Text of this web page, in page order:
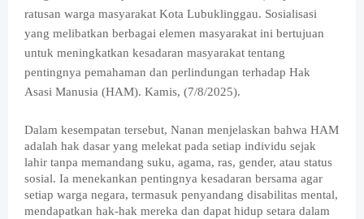
ratusan warga masyarakat Kota Lubuklinggau. Sosialisasi
yang melibatkan berbagai elemen masyarakat ini bertujuan
untuk meningkatkan kesadaran masyarakat tentang
pentingnya pemahaman dan perlindungan terhadap Hak
Asasi Manusia (HAM). Kamis, (7/8/2025).
Dalam kesempatan tersebut, Nanan menjelaskan bahwa HAM
adalah hak dasar yang melekat pada setiap individu sejak
lahir tanpa memandang suku, agama, ras, gender, atau status
sosial. Ia menekankan pentingnya kesadaran bersama agar
setiap warga negara, termasuk penyandang disabilitas mental,
mendapatkan hak-hak mereka dan dapat hidup setara dalam